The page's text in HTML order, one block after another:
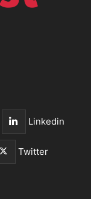
Linkedin
Twitter